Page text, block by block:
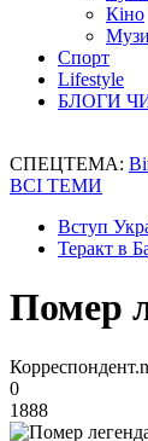
Кіно
Спорт
Lifestyle
БЛОГИ
СПЕЦТЕМА:
ВСІ ТЕМИ
Вступ
Теракт в
Помер
0
1888